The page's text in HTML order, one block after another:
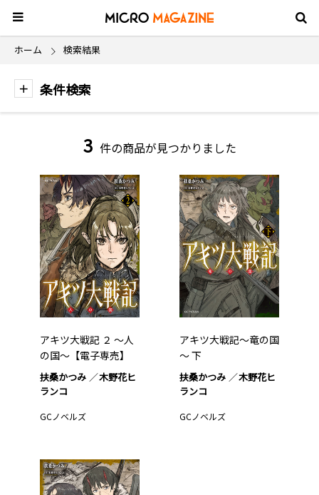
ホーム 検索結果
条件検索
3 件の商品が見つかりました
アキツ大戦記 ２ ～人
の国～【電子専売】
扶桑かつみ
木野花ヒ
ランコ
GCノベルズ
アキツ大戦記～竜の国
～ 下
扶桑かつみ
木野花ヒ
ランコ
GCノベルズ